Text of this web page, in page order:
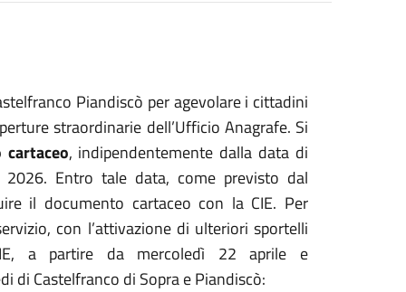
Piandiscò per agevolare i cittadini
straordinarie dell’Ufficio Anagrafe. Si
, indipendentemente dalla data di
Entro tale data, come previsto dal
il documento cartaceo con la CIE. Per
con l’attivazione di ulteriori sportelli
a partire da mercoledì 22 aprile e
di Castelfranco di Sopra e Piandiscò: